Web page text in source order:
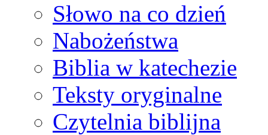
Słowo na co dzień
Nabożeństwa
Biblia w katechezie
Teksty oryginalne
Czytelnia biblijna